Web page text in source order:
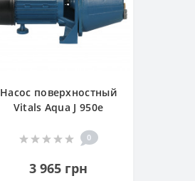
Насос поверхностный
Vitals Aqua J 950e
0
3 965 грн